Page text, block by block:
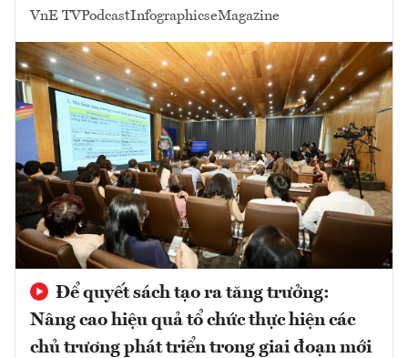
VnE TVPodcastInfographicseMagazine
Để quyết sách tạo ra tăng trưởng:
Nâng cao hiệu quả tổ chức thực hiện các
chủ trương phát triển trong giai đoạn mới